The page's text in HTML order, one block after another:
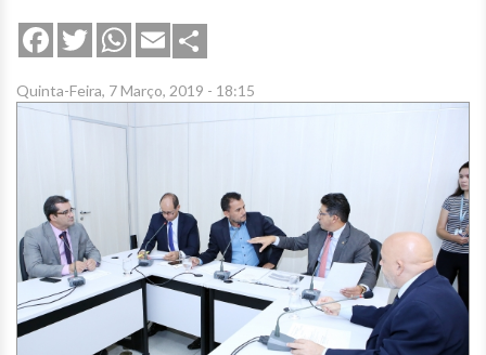
FacebookTwitterWhatsApp
Email
Quinta-Feira, 7 Março, 2019 - 18:15